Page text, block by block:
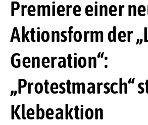
Premiere einer
Aktionsform der
Generation“:
„Protestmarsch“
Klebeaktion